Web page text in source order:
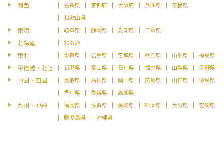
関西 滋賀県 京都府 大阪府 兵庫県
奈良県
和歌山県
東海 岐阜県 静岡県 愛知県 三重県
北海道 北海道
東北 青森県 岩手県 宮城県 秋田県 山形県 福島県
甲信越・北陸 新潟県 富山県 石川県 福井県 山梨県 長野県
中国・四国 鳥取県 島根県 岡山県 広島県 山口県
徳島県
香川県
愛媛県 高知県
九州・沖縄 福岡県 佐賀県 長崎県 熊本県 大分県
宮崎県
鹿児島県
沖縄県